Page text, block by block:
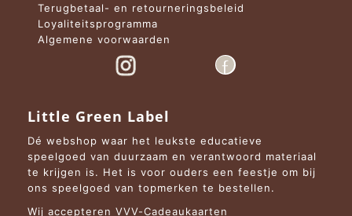
Terugbetaal- en retourneringsbeleid
Loyaliteitsprogramma
Algemene voorwaarden
Little Green Label
Dé webshop waar het leukste educatieve
speelgoed van duurzaam en verantwoord materiaal
te krijgen is. Het is voor ouders een feestje om bij
ons speelgoed van topmerken te bestellen.
Wij accepteren VVV-Cadeaukaarten